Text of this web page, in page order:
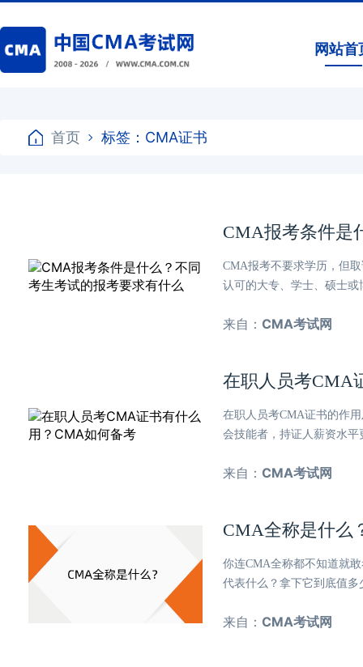
网站首
首页 标签：CMA证书
CMA报考条件是
CMA报考不要求学历，但
认可的大专、学士、硕士或
来自： CMA考试网
在职人员考CMA
在职人员考CMA证书的作
会技能者，持证人薪资水
来自： CMA考试网
CMA全称是什么
你连CMA全称都不知道就
代表什么？拿下它到底值
来自： CMA考试网